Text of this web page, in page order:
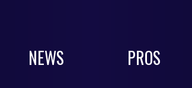
NEWS PROS